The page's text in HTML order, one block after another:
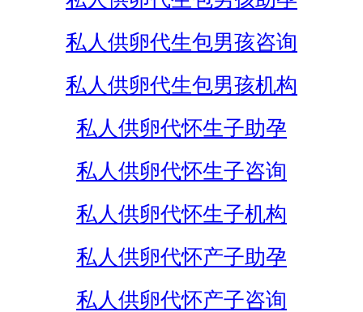
私人供卵代生包男孩咨询
私人供卵代生包男孩机构
私人供卵代怀生子助孕
私人供卵代怀生子咨询
私人供卵代怀生子机构
私人供卵代怀产子助孕
私人供卵代怀产子咨询